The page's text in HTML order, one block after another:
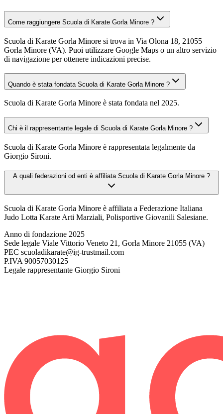
Come raggiungere Scuola di Karate Gorla Minore ?
Scuola di Karate Gorla Minore si trova in Via Olona 18, 21055
Gorla Minore (VA). Puoi utilizzare Google Maps o un altro servizio
di navigazione per ottenere indicazioni precise.
Quando è stata fondata Scuola di Karate Gorla Minore ?
Scuola di Karate Gorla Minore è stata fondata nel 2025.
Chi è il rappresentante legale di Scuola di Karate Gorla Minore ?
Scuola di Karate Gorla Minore è rappresentata legalmente da
Giorgio Sironi.
A quali federazioni od enti è affiliata Scuola di Karate Gorla Minore ?
Scuola di Karate Gorla Minore è affiliata a Federazione Italiana
Judo Lotta Karate Arti Marziali, Polisportive Giovanili Salesiane.
Anno di fondazione 2025
Sede legale Viale Vittorio Veneto 21, Gorla Minore 21055 (VA)
PEC scuoladikarate@ig-trustmail.com
P.IVA 90057030125
Legale rappresentante Giorgio Sironi